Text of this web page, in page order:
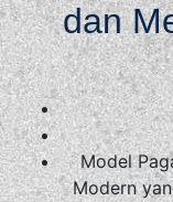
dan
Model
Modern